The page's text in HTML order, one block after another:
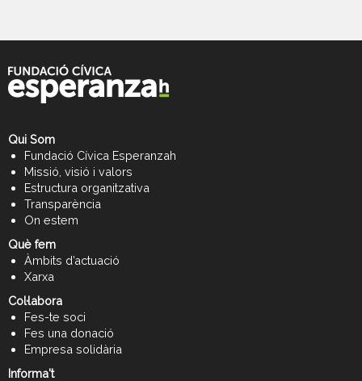
Qui Som
Fundació Cívica Esperanzah
Missió, visió i valors
Estructura organitzativa
Transparència
On estem
Què fem
Àmbits d’actuació
Xarxa
Col·labora
Fes-te soci
Fes una donació
Empresa solidària
Informa't